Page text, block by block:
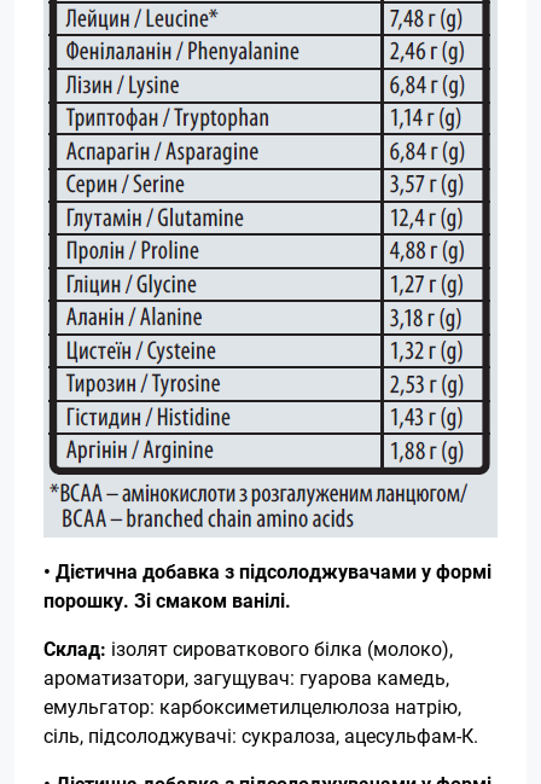
• Дієтична добавка з підсолоджувачами у формі
порошку. Зі смаком ванілі.
Склад: ізолят сироваткового білка (молоко),
ароматизатори, загущувач: гуарова камедь,
емульгатор: карбоксиметилцелюлоза натрію,
сіль, підсолоджувачі: сукралоза, ацесульфам-К.